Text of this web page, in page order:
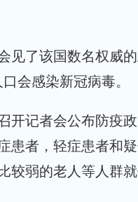
见了该国数名权威
会感染新冠病毒。
开记者会公布防疫
患者，轻症患者和
较弱的老人等人群就